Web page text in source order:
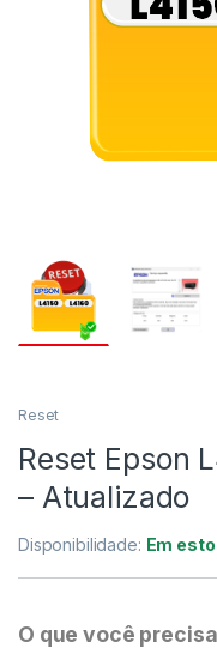
Reset
Reset Epson
– Atualizado
Disponibilidade: Em
O que você